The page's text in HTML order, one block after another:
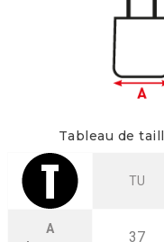
Tableau de
TU
A
37